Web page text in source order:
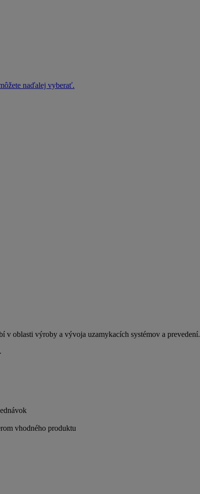
naďalej vyberať.
oblasti výroby a vývoja uzamykacích systémov a prevedení.
vhodného produktu